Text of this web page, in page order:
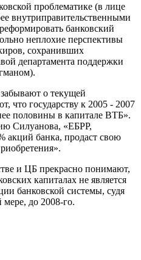
проблематике (в лице
внутриправительственными
банковский
неплохие перспективы
сохранивших
департамента поддержки
о текущей
что государству к 2005 - 2007
половины в капитале ВТБ».
Силуанова, «ЕБРР,
акций банка, продаст свою
и ЦБ прекрасно понимают,
капиталах не является
банковской системы, судя
мере, до 2008-го.